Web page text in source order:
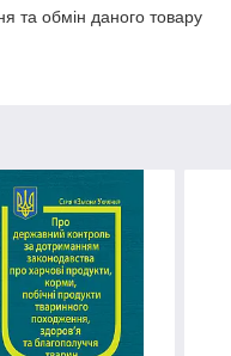
та обмін даного товару